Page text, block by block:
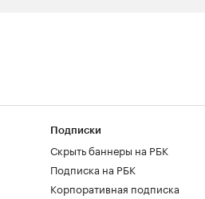
Подписки
Скрыть баннеры на РБК
Подписка на РБК
Корпоративная подписка